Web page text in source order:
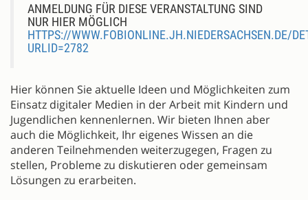
ANMELDUNG FÜR DIESE VERANSTALTUNG SIND
NUR HIER MÖGLICH
HTTPS://WWW.FOBIONLINE.JH.NIEDERSACHSEN.DE/
URLID=2782
Hier können Sie aktuelle Ideen und Möglichkeiten zum
Einsatz digitaler Medien in der Arbeit mit Kindern und
Jugendlichen kennenlernen. Wir bieten Ihnen aber
auch die Möglichkeit, Ihr eigenes Wissen an die
anderen Teilnehmenden weiterzugegen, Fragen zu
stellen, Probleme zu diskutieren oder gemeinsam
Lösungen zu erarbeiten.